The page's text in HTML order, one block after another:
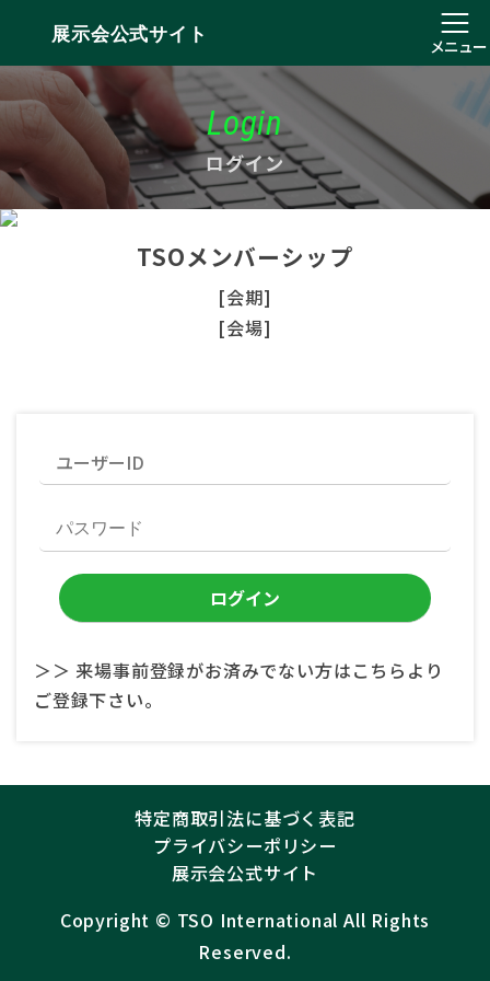
展示会公式サイト
メニュー
Login
ログイン
TSOメンバーシップ
[会期]
[会場]
＞＞ 来場事前登録がお済みでない方はこちらより
ご登録下さい。
特定商取引法に基づく表記
プライバシーポリシー
展示会公式サイト
Copyright ©︎ TSO International All Rights
Reserved.